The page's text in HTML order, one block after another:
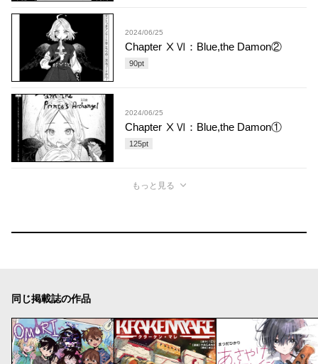
2024/06/25
Chapter ⅩⅥ：Blue,the Damon②
90pt
2024/06/25
Chapter ⅩⅥ：Blue,the Damon①
125pt
もっと見る
同じ掲載誌の作品